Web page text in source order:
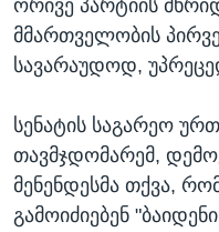
ორივე პარტიის
მმართველობის
სავარაუდოდ,
სენატის საგარეო
თავმჯდომარემ,
მენენდესმა თქვა,
გამოიძიებენ